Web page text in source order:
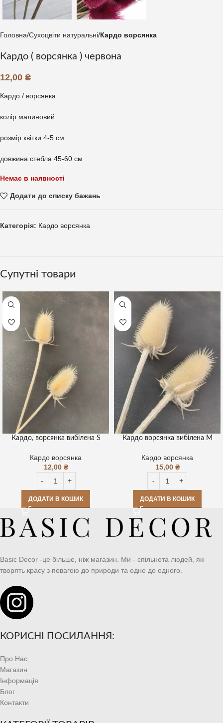
Головна Сухоцвіти натуральні Кардо ворсянка
Кардо ( ворсянка ) червона
12,00 ₴
Кардо / ворсянка
колір малиновий
розмір квітки 4-5 см
довжина стебла 45-60 см
Немає в наявності
Додати до списку бажань
Категорія: Кардо ворсянка
Супутні товари
Кардо, ворсянка вибілена S
Кардо ворсянка
12,00 ₴
ДОДАТИ В КОШИК
Кардо ворсянка вибілена М
Кардо ворсянка
15,00 ₴
ДОДАТИ В КОШИК
Basic Decor -це більше, ніж магазин. Ми - спільнота людей, які
творять красу з повагою до природи та одне до одного.
КОРИСНІ ПОСИЛАННЯ:
Про Нас
Магазин
Інформація
Блог
Контакти